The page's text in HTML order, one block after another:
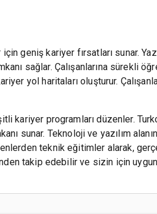
geniş kariyer fırsatları sunar.
sağlar. Çalışanlarına sürekli
yol haritaları oluşturur.
kariyer programları düzenler.
sunar. Teknoloji ve yazılım
teknik eğitimler alarak,
takip edebilir ve sizin için